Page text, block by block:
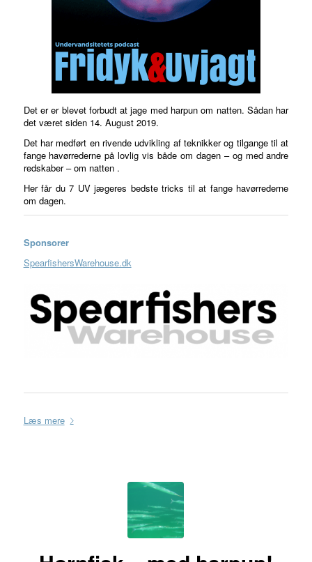
Det er er blevet forbudt at jage med harpun om natten. Sådan har
det været siden 14. August 2019.
Det har medført en rivende udvikling af teknikker og tilgange til at
fange havørrederne på lovlig vis både om dagen – og med andre
redskaber – om natten .
Her får du 7 UV jægeres bedste tricks til at fange havørrederne
om dagen.
Sponsorer
SpearfishersWarehouse.dk
Læs mere